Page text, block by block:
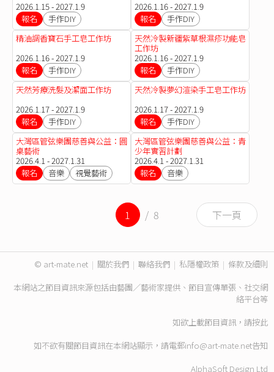
2026.1.15 - 2027.1.9
報名
手作DIY
2026.1.16 - 2027.1.9
報名
手作DIY
精油調香寶石手工皂工作坊
2026.1.16 - 2027.1.9
報名
手作DIY
天然冷製新疆紫草根濕疹功能皂
工作坊
2026.1.16 - 2027.1.9
報名
手作DIY
天然芳療洗髮及潔面工作坊
2026.1.17 - 2027.1.9
報名
手作DIY
天然冷製夢幻渲染手工皂工作坊
2026.1.17 - 2027.1.9
報名
手作DIY
大灣區管弦樂團慈善與公益：圓
桌藝術
2026.4.1 - 2027.1.31
報名
音樂 視覺藝術
大灣區管弦樂團慈善與公益：青
少年實習計劃
2026.4.1 - 2027.1.31
報名
音樂
1 / 8 下一頁
© art-mate.net | 關於我們 | 聯絡我們 | 私隱權政策 | 條款及細則
本網站之節目資訊來源包括由藝團／藝術家提供、節目宣傳單張、社交網
絡平台等
如欲上載節目資訊，請按此
如不欲有關節目資訊在本網站顯示，請電郵info@art-mate.net告知
AlphaSoft Design Ltd